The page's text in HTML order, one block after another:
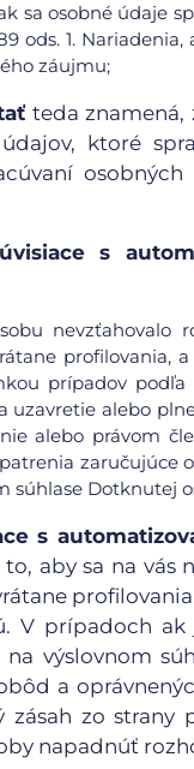
sa osobné údaje
ods. 1.
záujmu;
teda znamená,
ktoré
s
nevzťahovalo
prípadov
uzavretie alebo
alebo právom
zaručujúce
súhlase Dotknutej
s
aby sa na vás
V prípadoch
výslovnom
a
zo
napadnúť